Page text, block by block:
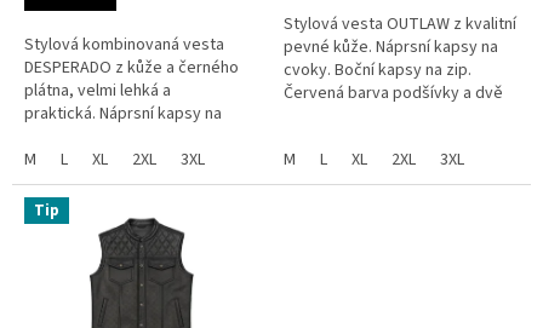
Stylová kombinovaná vesta
DESPERADO z kůže a černého
plátna, velmi lehká a
praktická. Náprsní kapsy na
Hnědá lesklá barva podšívky a
dvě...
M L XL 2XL 3XL
5
hvězdiček.
Stylová vesta OUTLAW z kvalitní
pevné kůže. Náprsní kapsy na
cvoky. Boční kapsy na zip.
Červená barva podšívky a dvě
M
L XL 2XL 3XL
Tip